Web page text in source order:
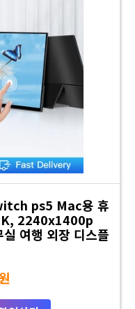
ps5 Mac용 휴
2240x1400p
여행 외장 디스플